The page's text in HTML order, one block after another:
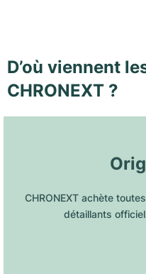
D’où viennent
CHRONEXT ?
CHRONEXT achète
détaillants